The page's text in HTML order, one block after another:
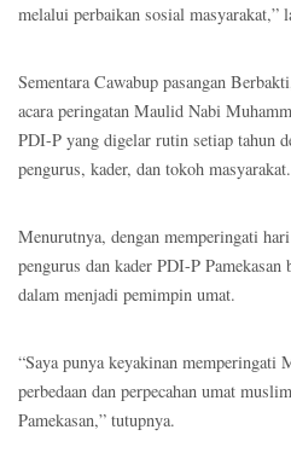
melalui perbaikan sosial masyarakat,”
Sementara Cawabup pasangan
acara peringatan Maulid Nabi
PDI-P yang digelar rutin setiap tahun
pengurus, kader, dan tokoh masyarakat.
Menurutnya, dengan memperingati
pengurus dan kader PDI-P
dalam menjadi pemimpin umat.
“Saya punya keyakinan memperingati
perbedaan dan perpecahan umat
Pamekasan,” tutupnya.